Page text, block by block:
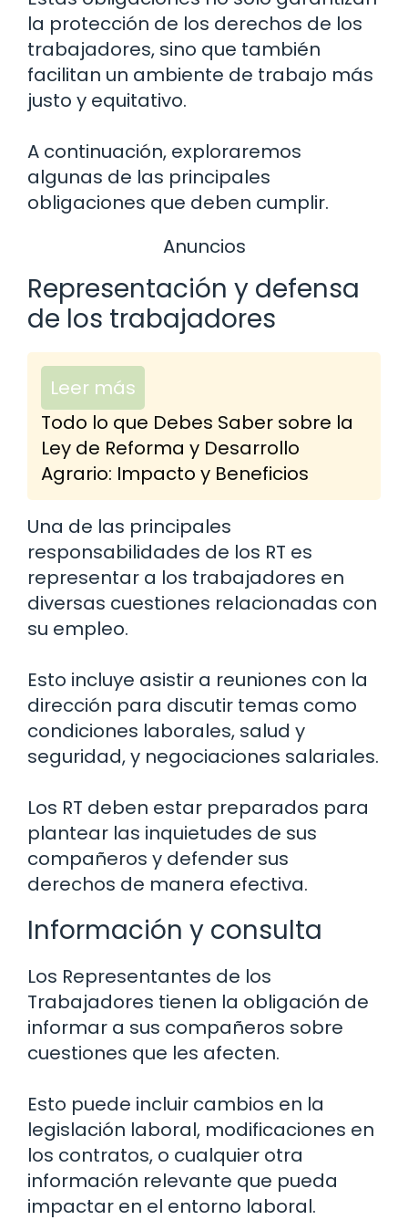
la protección de los derechos de los
trabajadores, sino que también
facilitan un ambiente de trabajo más
justo y equitativo.
A continuación, exploraremos
algunas de las principales
obligaciones que deben cumplir.
Anuncios
Representación y defensa
de los trabajadores
Leer más
Todo lo que Debes Saber sobre la
Ley de Reforma y Desarrollo
Agrario: Impacto y Beneficios
Una de las principales
responsabilidades de los RT es
representar a los trabajadores en
diversas cuestiones relacionadas con
su empleo.
Esto incluye asistir a reuniones con la
dirección para discutir temas como
condiciones laborales, salud y
seguridad, y negociaciones salariales.
Los RT deben estar preparados para
plantear las inquietudes de sus
compañeros y defender sus
derechos de manera efectiva.
Información y consulta
Los Representantes de los
Trabajadores tienen la obligación de
informar a sus compañeros sobre
cuestiones que les afecten.
Esto puede incluir cambios en la
legislación laboral, modificaciones en
los contratos, o cualquier otra
información relevante que pueda
impactar en el entorno laboral.